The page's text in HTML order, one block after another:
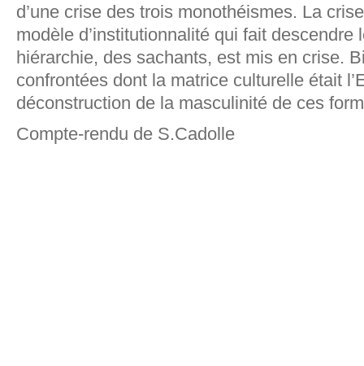
d’une crise des trois monothéismes. La
modèle d’institutionnalité qui fait descendre
hiérarchie, des sachants, est mis en crise.
confrontées dont la matrice culturelle était
déconstruction de la masculinité de ces
Compte-rendu de S.Cadolle